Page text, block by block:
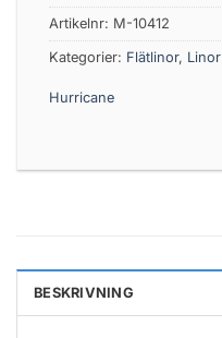
Artikelnr: M-10412
Kategorier: Flätlinor, Linor
Hurricane
BESKRIVNING